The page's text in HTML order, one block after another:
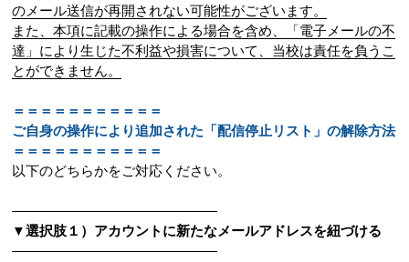
のメール送信が再開されない可能性がございます。
また、本項に記載の操作による場合を含め、「電子メールの不
達」により生じた不利益や損害について、当校は責任を負うこ
とができません。
＝＝＝＝＝＝＝＝＝＝＝
ご自身の操作により追加された「配信停止リスト」の解除方法
＝＝＝＝＝＝＝＝＝＝＝
以下のどちらかをご対応ください。
―――――――――――――――
▼選択肢１）アカウントに新たなメールアドレスを紐づける
―――――――――――――――